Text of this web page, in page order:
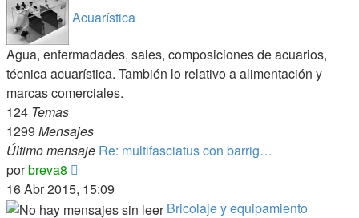
Acuarística
Agua, enfermadades, sales, composiciones de acuarios,
técnica acuarística. También lo relativo a alimentación y
marcas comerciales.
124 Temas
1299 Mensajes
Último mensaje Re: multifasciatus con barrig…
porbreva8
último
mensaje
16 Abr 2015, 15:09
Bricolaje y equipamiento